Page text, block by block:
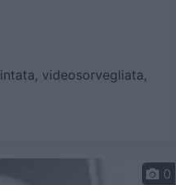
videosorvegliata,
0